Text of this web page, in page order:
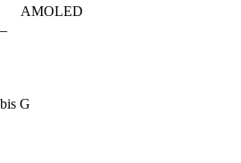
AMOLED
G